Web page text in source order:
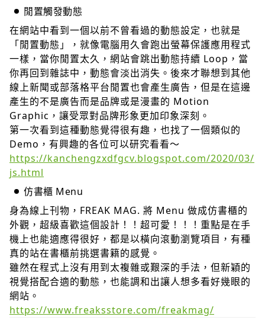
閒置觸發動態
在網站中看到一個以前不曾看過的動態設定，也就是
「閒置動態」，就像電腦用久會跑出螢幕保護應用程式
一樣，當你閒置太久，網站會跳出動態持續 Loop，當
你再回到雜誌中，動態會淡出消失。後來才聯想到其他
線上新聞或部落格平台閒置也會產生廣告，但是在這邊
產生的不是廣告而是品牌或是漫畫的 Motion
Graphic，讓受眾對品牌形象更加印象深刻。
第一次看到這種動態覺得很有趣，也找了一個類似的
Demo，有興趣的各位可以研究看看～
https://kanchengzxdfgcv.blogspot.com/2020/03/
js.html
仿書櫃 Menu
身為線上刊物，FREAK MAG. 將 Menu 做成仿書櫃的
外觀，超級喜歡這個設計！！超可愛！！！重點是在手
機上也能適應得很好，都是以橫向滾動瀏覽項目，有種
真的站在書櫃前挑選書籍的感覺。
雖然在程式上沒有用到太複雜或艱深的手法，但新穎的
視覺搭配合適的動態，也能調和出讓人想多看好幾眼的
網站。
https://www.freaksstore.com/freakmag/